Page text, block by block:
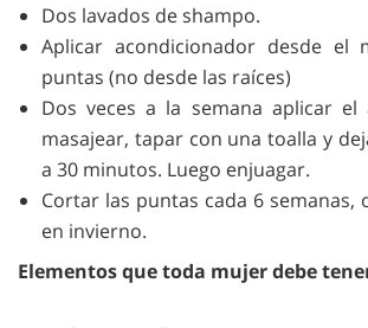
Dos lavados de shampo.
Aplicar acondicionador desde el
puntas (no desde las raíces)
Dos veces a la semana aplicar el
masajear, tapar con una toalla y
a 30 minutos. Luego enjuagar.
Cortar las puntas cada 6 semanas,
en invierno.
Elementos que toda mujer debe